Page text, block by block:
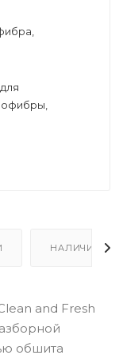
НАЛИЧИЕ
and Fresh
обшита